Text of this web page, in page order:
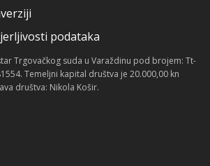
podataka
Trgovačkog suda u Varaždinu pod brojem: Tt-
Temeljni kapital društva je 20.000,00 kn
društva: Nikola Košir.